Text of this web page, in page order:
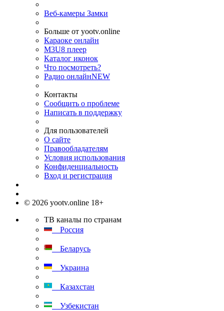
Веб-камеры Замки
Больше от yootv.online
Караоке онлайн
M3U8 плеер
Каталог иконок
Что посмотреть?
Радио онлайнNEW
Контакты
Сообщить о проблеме
Написать в поддержку
Для пользователей
О сайте
Правообладателям
Условия использования
Конфиденциальность
Вход и регистрация
© 2026 yootv.online 18+
ТВ каналы по странам
Россия
Беларусь
Украина
Казахстан
Узбекистан